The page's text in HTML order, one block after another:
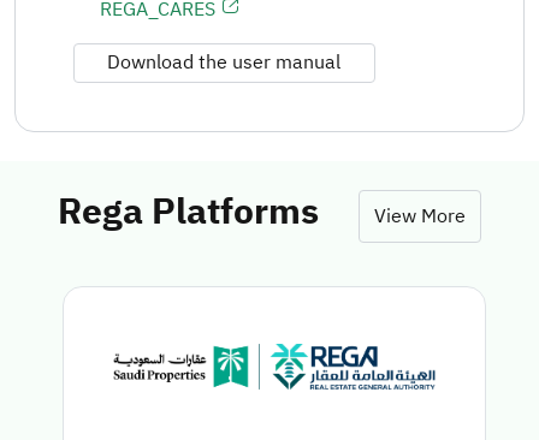
REGA_CARES
Download the user manual
Rega Platforms View More